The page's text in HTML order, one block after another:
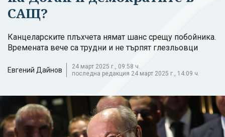
САЩ?
Канцеларските плъхчета нямат шанс срещу побойника.
Времената вече са трудни и не търпят глезльовци
Евгений Дайнов
24 март 2025 г., 09:58 ч.
последна редакция 24 март 2025 г., 14:09 ч.